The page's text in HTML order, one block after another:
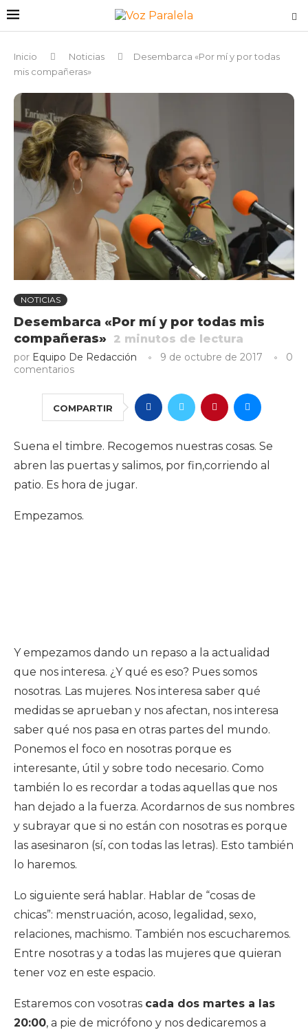
Inicio Noticias
Desembarca «Por mí y por todas
mis compañeras»
NOTICIAS
Desembarca «Por mí y por todas mis
compañeras» 2 minutos de lectura
por Equipo De Redacción 9 de octubre de 2017
0
comentarios
COMPARTIR
Suena el timbre. Recogemos nuestras cosas. Se
abren las puertas y salimos, por fin,corriendo al
patio. Es hora de jugar.
Empezamos.
Y empezamos dando un repaso a la actualidad
que nos interesa. ¿Y qué es eso? Pues somos
nosotras. Las mujeres. Nos interesa saber qué
medidas se aprueban y nos afectan, nos interesa
saber qué nos pasa en otras partes del mundo.
Ponemos el foco en nosotras porque es
interesante, útil y sobre todo necesario. Como
también lo es recordar a todas aquellas que nos
han dejado a la fuerza. Acordarnos de sus nombres
y subrayar que si no están con nosotras es porque
las asesinaron (sí, con todas las letras). Esto también
lo haremos.
Lo siguiente será hablar. Hablar de “cosas de
chicas”: menstruación, acoso, legalidad, sexo,
relaciones, machismo. También nos escucharemos.
Entre nosotras y a todas las mujeres que quieran
tener voz en este espacio.
Estaremos con vosotras cada dos martes a las
20:00, a pie de micrófono y nos dedicaremos a